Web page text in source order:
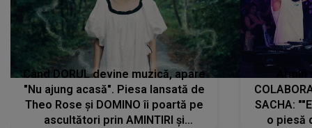
Când DORUL devine muzică, apare
"Nu ajung acasă". Piesa lansată de
Theo Rose și DOMINO îi poartă pe
ascultători prin AMINTIRI și
SACHA:
o piesă